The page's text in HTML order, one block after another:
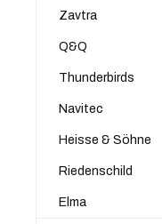
Zavtra
Q&Q
Thunderbirds
Navitec
Heisse & Söhne
Riedenschild
Elma